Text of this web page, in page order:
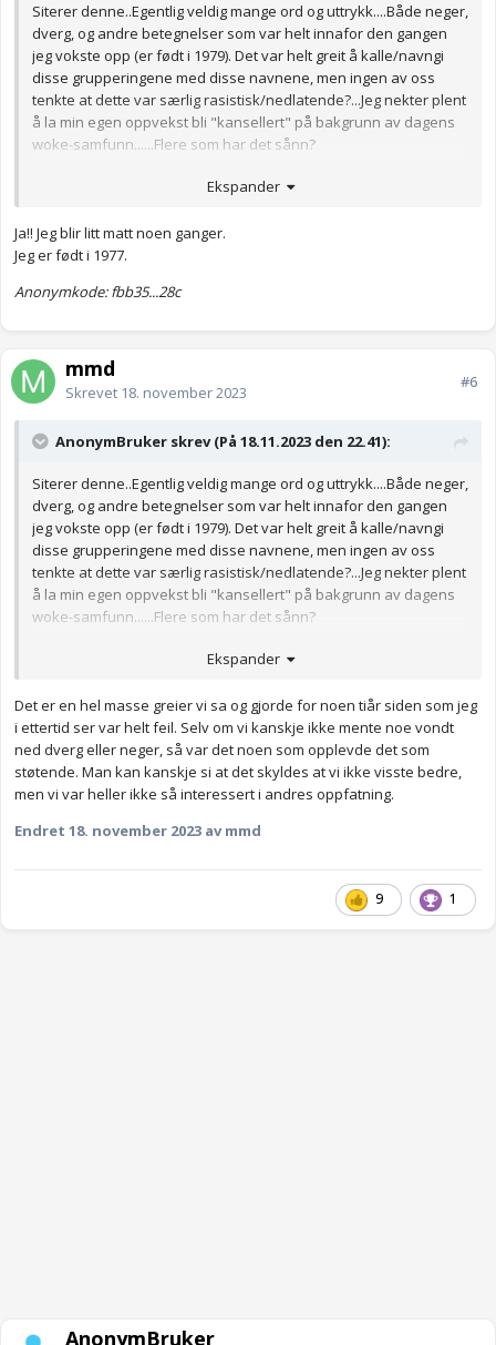
Siterer denne..Egentlig veldig mange ord og uttrykk....Både neger,
dverg, og andre betegnelser som var helt innafor den gangen
jeg vokste opp (er født i 1979). Det var helt greit å kalle/navngi
disse grupperingene med disse navnene, men ingen av oss
tenkte at dette var særlig rasistisk/nedlatende?...Jeg nekter plent
å la min egen oppvekst bli "kansellert" på bakgrunn av dagens
woke-samfunn......Flere som har det sånn?
Ekspander
Ja!! Jeg blir litt matt noen ganger.
Jeg er født i 1977.
Anonymkode: fbb35...28c
mmd
Skrevet 18. november 2023
#6
AnonymBruker skrev (På 18.11.2023 den 22.41):
Siterer denne..Egentlig veldig mange ord og uttrykk....Både neger,
dverg, og andre betegnelser som var helt innafor den gangen
jeg vokste opp (er født i 1979). Det var helt greit å kalle/navngi
disse grupperingene med disse navnene, men ingen av oss
tenkte at dette var særlig rasistisk/nedlatende?...Jeg nekter plent
å la min egen oppvekst bli "kansellert" på bakgrunn av dagens
woke-samfunn......Flere som har det sånn?
Ekspander
Det er en hel masse greier vi sa og gjorde for noen tiår siden som jeg
i ettertid ser var helt feil. Selv om vi kanskje ikke mente noe vondt
ned dverg eller neger, så var det noen som opplevde det som
støtende. Man kan kanskje si at det skyldes at vi ikke visste bedre,
men vi var heller ikke så interessert i andres oppfatning.
Endret 18. november 2023 av mmd
9 1
AnonymBruker